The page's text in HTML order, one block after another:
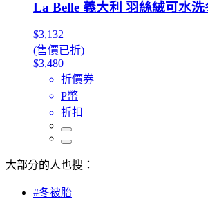
La Belle 義大利 羽絲絨可水
$3,132
(售價已折)
$3,480
折價券
P幣
折扣
大部分的人也搜：
#冬被胎